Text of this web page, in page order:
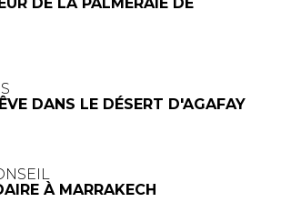
DANS LE DÉSERT D'AGAFAY
À MARRAKECH